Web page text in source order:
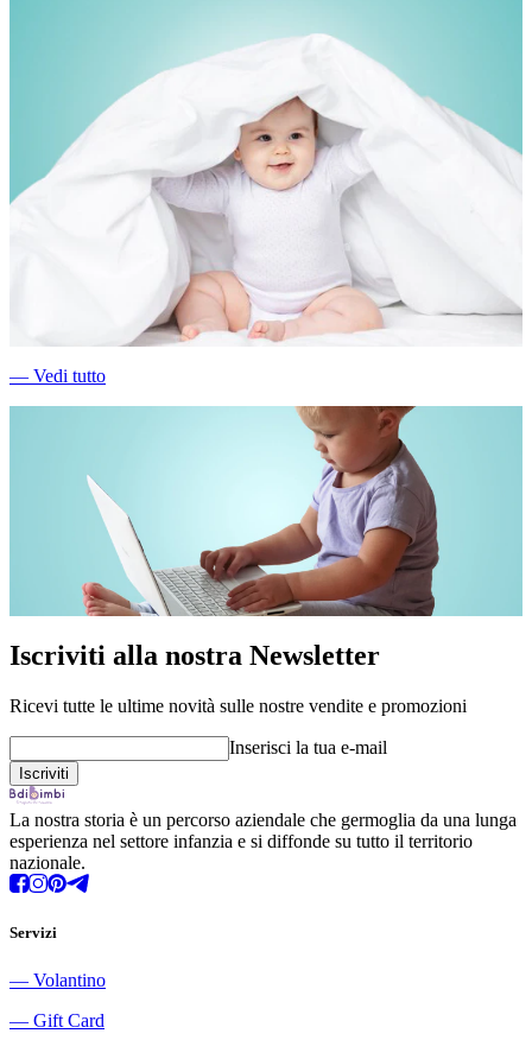
― Vedi tutto
Iscriviti alla nostra Newsletter
Ricevi tutte le ultime novità sulle nostre vendite e promozioni
Inserisci la tua e-mail
La nostra storia è un percorso aziendale che germoglia da una lunga
esperienza nel settore infanzia e si diffonde su tutto il territorio
nazionale.
Servizi
― Volantino
― Gift Card